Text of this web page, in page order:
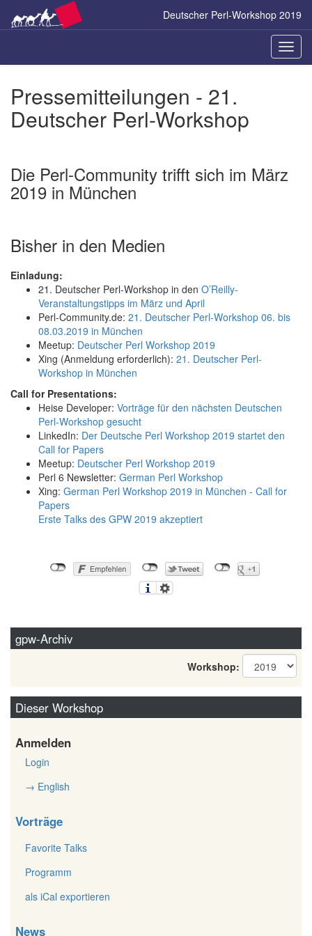
Inhalt
springen
Deutscher Perl-Workshop 2019
ein-/
Pressemitteilungen - 21.
Deutscher Perl-Workshop
Die Perl-Community trifft sich im März
2019 in München
Bisher in den Medien
Einladung:
21. Deutscher Perl-Workshop in den O’Reilly-
Veranstaltungstipps im März und April
Perl-Community.de: 21. Deutscher Perl-Workshop 06. bis
08.03.2019 in München
Meetup: Deutscher Perl Workshop 2019
Xing (Anmeldung erforderlich): 21. Deutscher Perl-
Workshop in München
Call for Presentations:
Heise Developer: Vorträge für den nächsten Deutschen
Perl-Workshop gesucht
LinkedIn: Der Deutsche Perl Workshop 2019 startet den
Call for Papers
Meetup: Deutscher Perl Workshop 2019
Perl 6 Newsletter: German Perl Workshop
Xing: German Perl Workshop 2019 in München - Call for
Papers
Erste Talks des GPW 2019 akzeptiert
gpw-Archiv
Workshop:
Dieser Workshop
Anmelden
Login
→ English
Vorträge
Favorite Talks
Programm
als iCal exportieren
News